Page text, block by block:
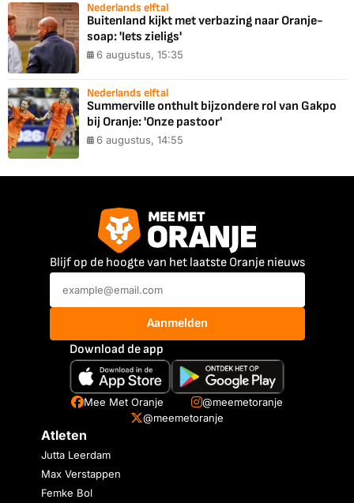
Nederlands elftal
Buitenland kijkt met verbazing naar Oranje-
soap: 'Iets zieligs'
6 augustus, 15:35
Nederlands elftal
Summerville onthult bijzondere rol van Gakpo
bij Oranje: 'Onze pastoor'
6 augustus, 14:55
Blijf op de hoogte van het laatste Oranje nieuws
Aanmelden
Download de app
Mee Met Oranje
@meemetoranje
@meemetoranje
Atleten
Jutta Leerdam
Max Verstappen
Femke Bol